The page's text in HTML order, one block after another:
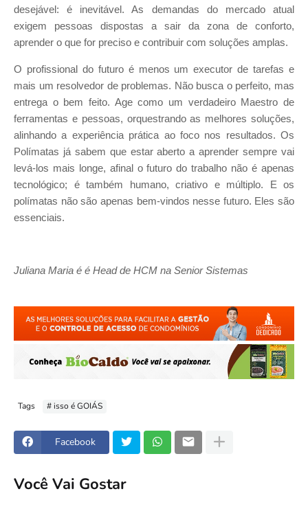
desejável: é inevitável. As demandas do mercado atual
exigem pessoas dispostas a sair da zona de conforto,
aprender o que for preciso e contribuir com soluções amplas.
O profissional do futuro é menos um executor de tarefas e
mais um resolvedor de problemas. Não busca o perfeito, mas
entrega o bem feito. Age como um verdadeiro Maestro de
ferramentas e pessoas, orquestrando as melhores soluções,
alinhando a experiência prática ao foco nos resultados. Os
Polímatas já sabem que estar aberto a aprender sempre vai
levá-los mais longe, afinal o futuro do trabalho não é apenas
tecnológico; é também humano, criativo e múltiplo. E os
polímatas não são apenas bem-vindos nesse futuro. Eles são
essenciais.
Juliana Maria é é Head de HCM na Senior Sistemas
Tags # isso é GOIÁS
Facebook
Você Vai Gostar